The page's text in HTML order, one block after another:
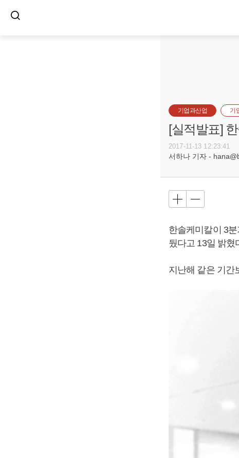
기업과산업 기
[실적발표]
2017-11-13 12:23:41
서하나 기자 -
한솔케미칼이 3
뒀다고 13일 밝혔
지난해 같은 기간